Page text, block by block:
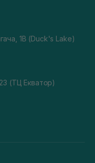
1В (Duck's Lake)
23 (ТЦ Екватор)